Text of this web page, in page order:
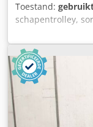
Toestand:
schapentrolley,
mobiele
Transportwagen:
Schappen: 9
Draadafmetingen:
Onderstel: 4
1000/800/H1700